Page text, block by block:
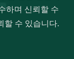
하며 신뢰할 수
할 수 있습니다.